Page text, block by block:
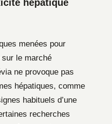
hépatique
menées pour
sur le marché
ne provoque pas
hépatiques, comme
habituels d’une
recherches